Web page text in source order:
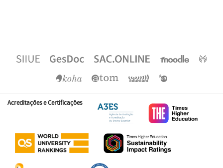
Acreditações e Certificações